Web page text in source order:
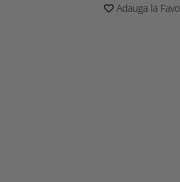
Adauga la